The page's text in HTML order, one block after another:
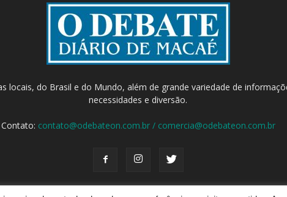
locais, do Brasil e do Mundo, além de grande variedade de
necessidades e diversão.
Contato: contato@odebateon.com.br / comercia@odebateon.com.br